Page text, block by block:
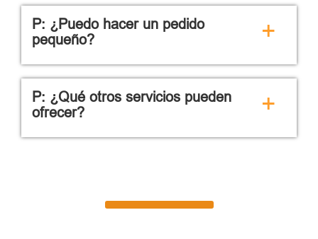
P: ¿Puedo hacer un pedido
pequeño?
+
P: ¿Qué otros servicios pueden
ofrecer?
+